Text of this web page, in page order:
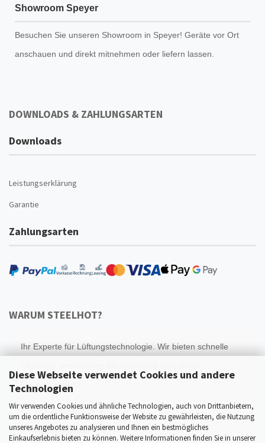
Diese Webseite verwendet Cookies und andere
Technologien
Wir verwenden Cookies und ähnliche Technologien, auch von Drittanbietern,
um die ordentliche Funktionsweise der Website zu gewährleisten, die Nutzung
unseres Angebotes zu analysieren und Ihnen ein bestmögliches
Einkaufserlebnis bieten zu können. Weitere Informationen finden Sie in unserer
Showroom Speyer
Besuchen Sie unseren Showroom in Speyer! Geräte vor Ort
anschauen und direkt mitnehmen oder liefern lassen.
DOWNLOADS & ZAHLUNGSARTEN
Downloads
Leistungserklärung
Garantie
Zahlungsarten
WARUM STEELHOT?
Ihr Experte für Lüftungstechnologie. Wir bieten schnelle
Produktauswahl.
Schnelle Lieferung
Top Kundenservice